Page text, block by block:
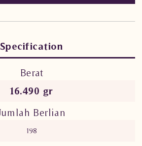
Specification
Berat
16.490 gr
Berlian
198